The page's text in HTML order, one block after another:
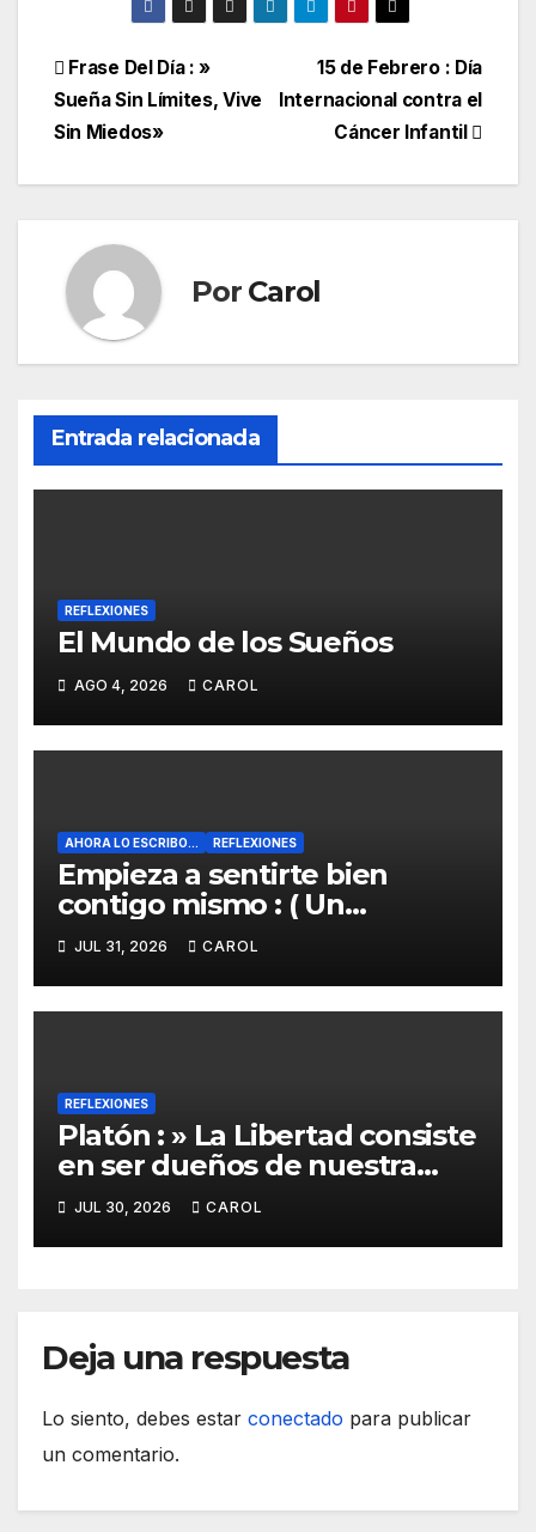
Navegación
de
entradas
15 de Febrero : Día
Internacional contra el
Cáncer Infantil
Frase Del Día : »
Sueña Sin Límites, Vive
Sin Miedos»
Por Carol
Entrada relacionada
REFLEXIONES
El Mundo de los Sueños
AGO 4, 2026 CAROL
AHORA LO ESCRIBO... REFLEXIONES
Empieza a sentirte bien
contigo mismo : ( Un
pensamiento al aire):
JUL 31, 2026 CAROL
REFLEXIONES
Platón : » La Libertad consiste
en ser dueños de nuestra
Propia Vida»
JUL 30, 2026 CAROL
Deja una respuesta
Lo siento, debes estar conectado para publicar
un comentario.